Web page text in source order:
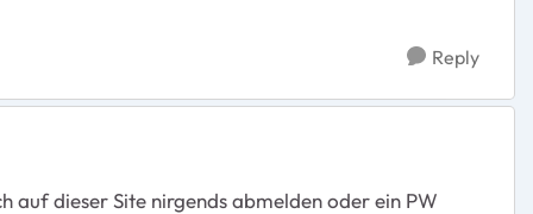
Reply
auf dieser Site nirgends abmelden oder ein PW